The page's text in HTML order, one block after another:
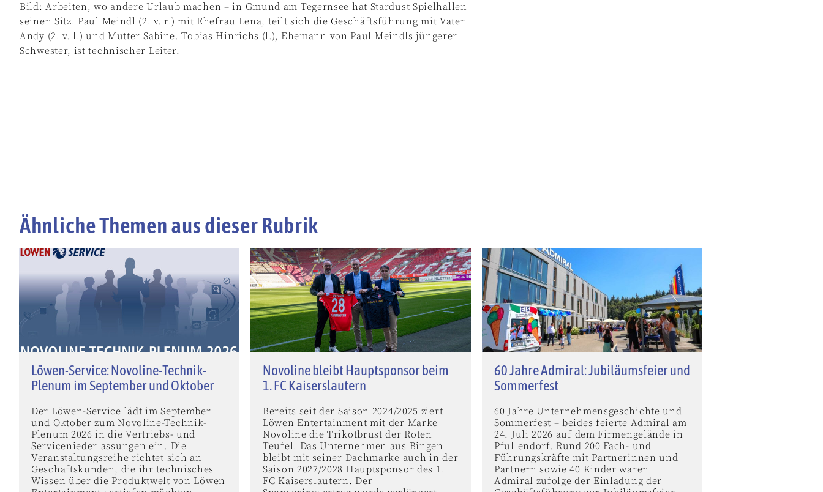
Bild: Arbeiten, wo andere Urlaub machen – in Gmund am Tegernsee hat Stardust Spielhallen
seinen Sitz. Paul Meindl (2. v. r.) mit Ehefrau Lena, teilt sich die Geschäftsführung mit Vater
Andy (2. v. l.) und Mutter Sabine. Tobias Hinrichs (l.), Ehemann von Paul Meindls jüngerer
Schwester, ist technischer Leiter.
Ähnliche Themen aus dieser Rubrik
Löwen-Service: Novoline-Technik-
Plenum im September und Oktober
Der Löwen-Service lädt im September
und Oktober zum Novoline-Technik-
Plenum 2026 in die Vertriebs- und
Serviceniederlassungen ein. Die
Veranstaltungsreihe richtet sich an
Geschäftskunden, die ihr technisches
Wissen über die Produktwelt von Löwen
Novoline bleibt Hauptsponsor beim
1. FC Kaiserslautern
Bereits seit der Saison 2024/2025 ziert
Löwen Entertainment mit der Marke
Novoline die Trikotbrust der Roten
Teufel. Das Unternehmen aus Bingen
bleibt mit seiner Dachmarke auch in der
Saison 2027/2028 Hauptsponsor des 1.
FC Kaiserslautern. Der
60 Jahre Admiral: Jubiläumsfeier und
Sommerfest
60 Jahre Unternehmensgeschichte und
Sommerfest – beides feierte Admiral am
24. Juli 2026 auf dem Firmengelände in
Pfullendorf. Rund 200 Fach- und
Führungskräfte mit Partnerinnen und
Partnern sowie 40 Kinder waren
Admiral zufolge der Einladung der